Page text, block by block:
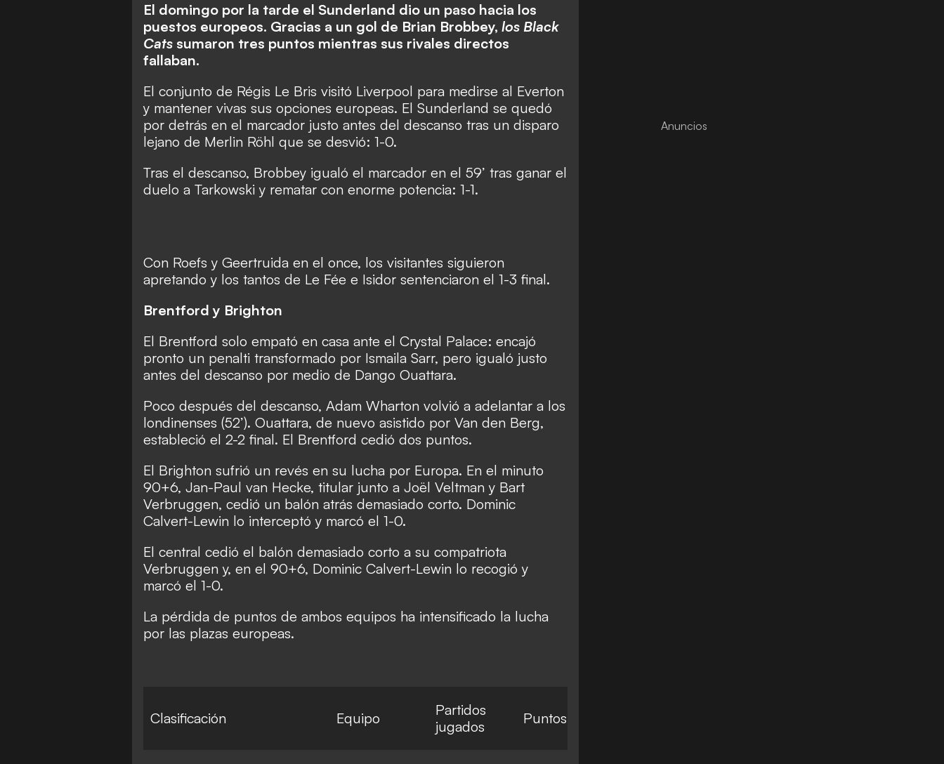
El domingo por la tarde el Sunderland dio un paso hacia los
puestos europeos. Gracias a un gol de Brian Brobbey, los Black
Cats sumaron tres puntos mientras sus rivales directos
fallaban.
El conjunto de Régis Le Bris visitó Liverpool para medirse al Everton
y mantener vivas sus opciones europeas. El Sunderland se quedó
por detrás en el marcador justo antes del descanso tras un disparo
lejano de Merlin Röhl que se desvió: 1-0.
Tras el descanso, Brobbey igualó el marcador en el 59’ tras ganar el
duelo a Tarkowski y rematar con enorme potencia: 1-1.
Con Roefs y Geertruida en el once, los visitantes siguieron
apretando y los tantos de Le Fée e Isidor sentenciaron el 1-3 final.
Brentford y Brighton
El Brentford solo empató en casa ante el Crystal Palace: encajó
pronto un penalti transformado por Ismaila Sarr, pero igualó justo
antes del descanso por medio de Dango Ouattara.
Poco después del descanso, Adam Wharton volvió a adelantar a los
londinenses (52’). Ouattara, de nuevo asistido por Van den Berg,
estableció el 2-2 final. El Brentford cedió dos puntos.
El Brighton sufrió un revés en su lucha por Europa. En el minuto
90+6, Jan-Paul van Hecke, titular junto a Joël Veltman y Bart
Verbruggen, cedió un balón atrás demasiado corto. Dominic
Calvert-Lewin lo interceptó y marcó el 1-0.
El central cedió el balón demasiado corto a su compatriota
Verbruggen y, en el 90+6, Dominic Calvert-Lewin lo recogió y
marcó el 1-0.
La pérdida de puntos de ambos equipos ha intensificado la lucha
por las plazas europeas.
Clasificación Equipo
Partidos
jugados
Puntos